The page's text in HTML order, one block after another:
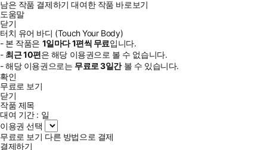
남은 작품 결제하기 대여한 작품 바로보기
도움말
닫기
터치 유어 바디 (Touch Your Body)
- 본 작품은 1일마다1편씩 무료입니다.
- 최근10편은 해당 이용권으로 볼 수 없습니다.
- 해당 이용권으로는 무료로3일간볼 수 있습니다.
확인
무료로 보기
닫기
작품 제목
대여 기간 : 일
이용권 선택
무료로 보기 다른 방법으로 결제
결제하기